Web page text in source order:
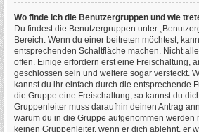
Wo finde ich die Benutzergruppen und wie
Du findest die Benutzergruppen unter
Bereich. Wenn du einer beitreten möchtest,
entsprechenden Schaltfläche machen. Nicht
offen. Einige erfordern erst eine Freischaltung,
geschlossen sein und weitere sogar versteckt.
kannst du ihr einfach durch die entsprechende
die Gruppe eine Freischaltung, so kannst du
Gruppenleiter muss daraufhin deinen Antrag
warum du in die Gruppe aufgenommen werden
keinen Gruppenleiter, wenn er dich ablehnt, er